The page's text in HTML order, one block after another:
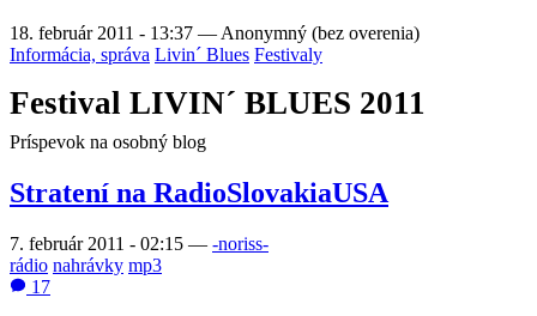
18. február 2011 - 13:37 —Anonymný (bez overenia)
Informácia, správa Livin´ Blues Festivaly
Festival LIVIN´ BLUES 2011
Príspevok na osobný blog
Stratení na RadioSlovakiaUSA
7. február 2011 - 02:15 — -noriss-
rádio nahrávky mp3
17